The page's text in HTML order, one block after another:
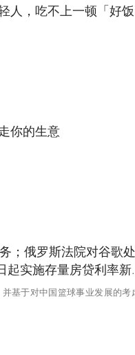
人，吃不上一顿「好
你的生意
；俄罗斯法院对谷歌
起实施存量房贷利率新
基于对中国篮球事业发展的考